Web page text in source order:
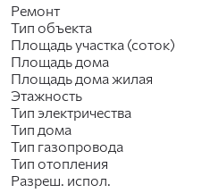
Ремонт
Тип объекта
Площадь участка (соток)
Площадь дома
Площадь дома жилая
Этажность
Тип электричества
Тип дома
Тип газопровода
Тип отопления
Разреш. испол.